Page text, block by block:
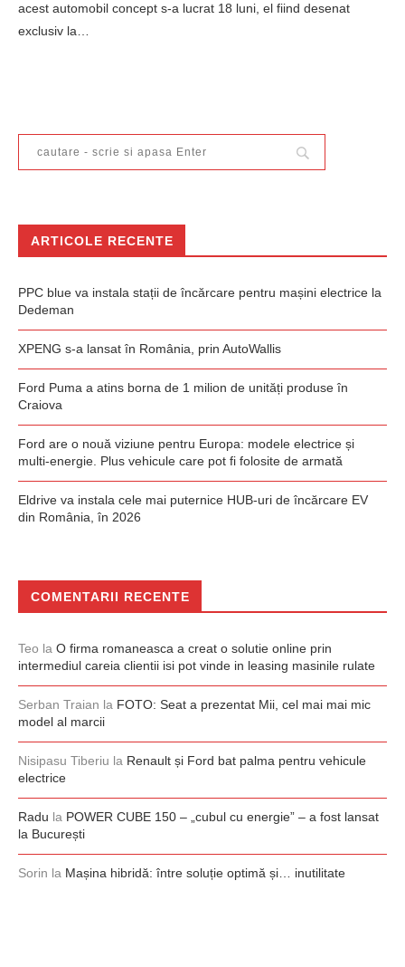
acest automobil concept s-a lucrat 18 luni, el fiind desenat
exclusiv la…
ARTICOLE RECENTE
PPC blue va instala stații de încărcare pentru mașini electrice la
Dedeman
XPENG s-a lansat în România, prin AutoWallis
Ford Puma a atins borna de 1 milion de unități produse în
Craiova
Ford are o nouă viziune pentru Europa: modele electrice și
multi-energie. Plus vehicule care pot fi folosite de armată
Eldrive va instala cele mai puternice HUB-uri de încărcare EV
din România, în 2026
COMENTARII RECENTE
Teo la O firma romaneasca a creat o solutie online prin
intermediul careia clientii isi pot vinde in leasing masinile rulate
Serban Traian la FOTO: Seat a prezentat Mii, cel mai mai mic
model al marcii
Nisipasu Tiberiu la Renault și Ford bat palma pentru vehicule
electrice
Radu la POWER CUBE 150 – „cubul cu energie” – a fost lansat
la București
Sorin la Mașina hibridă: între soluție optimă și… inutilitate